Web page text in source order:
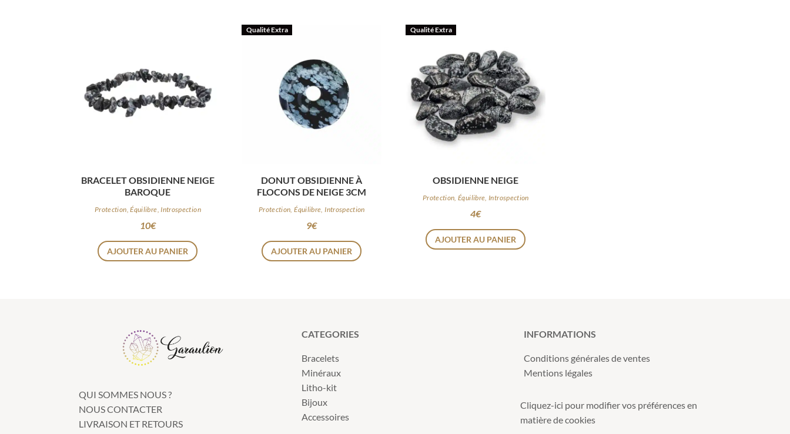
BRACELET OBSIDIENNE NEIGE
BAROQUE
Protection, Équilibre, Introspection
10€
AJOUTER AU PANIER
Qualité Extra
DONUT OBSIDIENNE À
FLOCONS DE NEIGE 3CM
Protection, Équilibre, Introspection
9€
AJOUTER AU PANIER
Qualité Extra
OBSIDIENNE NEIGE
Protection, Équilibre, Introspection
4€
AJOUTER AU PANIER
QUI SOMMES NOUS ?
NOUS CONTACTER
LIVRAISON ET RETOURS
CATEGORIES
Bracelets
Minéraux
Litho-kit
Bijoux
Accessoires
INFORMATIONS
Conditions générales de ventes
Mentions légales
Cliquez-ici pour modifier vos préférences en
matière de cookies